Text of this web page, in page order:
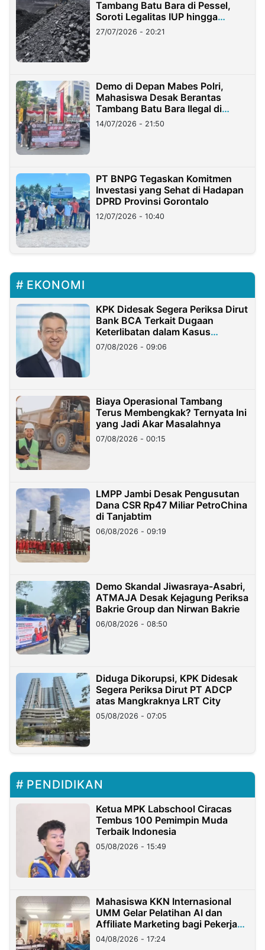
Tambang Batu Bara di Pessel,
Soroti Legalitas IUP hingga
Stockpile
27/07/2026 - 20:21
Demo di Depan Mabes Polri,
Mahasiswa Desak Berantas
Tambang Batu Bara Ilegal di
Lampung
14/07/2026 - 21:50
PT BNPG Tegaskan Komitmen
Investasi yang Sehat di Hadapan
DPRD Provinsi Gorontalo
12/07/2026 - 10:40
EKONOMI
KPK Didesak Segera Periksa Dirut
Bank BCA Terkait Dugaan
Keterlibatan dalam Kasus
Hilangnya Dana Nasabah Rp2,58
Miliar
07/08/2026 - 09:06
Biaya Operasional Tambang
Terus Membengkak? Ternyata Ini
yang Jadi Akar Masalahnya
07/08/2026 - 00:15
LMPP Jambi Desak Pengusutan
Dana CSR Rp47 Miliar PetroChina
di Tanjabtim
06/08/2026 - 09:19
Demo Skandal Jiwasraya-Asabri,
ATMAJA Desak Kejagung Periksa
Bakrie Group dan Nirwan Bakrie
06/08/2026 - 08:50
Diduga Dikorupsi, KPK Didesak
Segera Periksa Dirut PT ADCP
atas Mangkraknya LRT City
05/08/2026 - 07:05
PENDIDIKAN
Ketua MPK Labschool Ciracas
Tembus 100 Pemimpin Muda
Terbaik Indonesia
05/08/2026 - 15:49
Mahasiswa KKN Internasional
UMM Gelar Pelatihan AI dan
Affiliate Marketing bagi Pekerja
Migran Indonesia di Taiwan
04/08/2026 - 17:24